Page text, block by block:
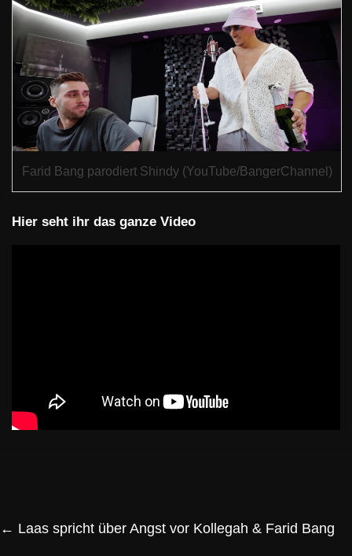
Farid Bang parodiert Shindy (YouTube/BangerChannel)
Hier seht ihr das ganze Video
← Laas spricht über Angst vor Kollegah & Farid Bang